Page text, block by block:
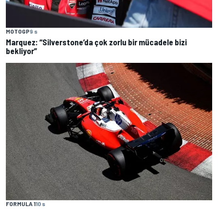
MOTOGP9 s
Marquez: “Silverstone’da çok zorlu bir mücadele bizi
bekliyor”
FORMULA 110 s